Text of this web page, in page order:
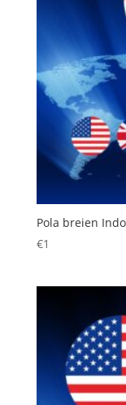
Pola breien
€1